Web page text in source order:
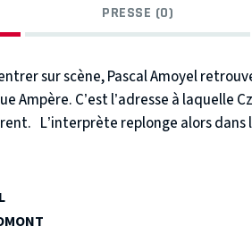
PRESSE (0)
sur scène, Pascal Amoyel
Ampère. C’est l’adresse à laquelle
L’interprète replonge alors dans
il devint l’un des rares élèves. Sur
et même homme… Le spectateur
hongrois. Des bidonvilles de
virtuose du XXe siècle.